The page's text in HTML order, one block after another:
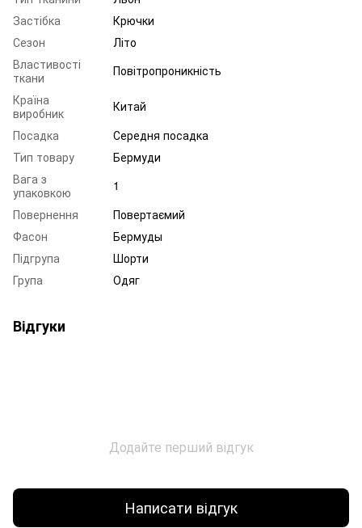
Застібка
Крючки
Сезон
Літо
Властивості
ткани
Повітропроникність
Країна
виробник
Китай
Посадка
Середня посадка
Тип товару
Бермуди
Вага з
упаковкою
1
Повернення
Повертаємий
Фасон
Бермуды
Підгрупа
Шорти
Група
Одяг
Відгуки
Додайте перший відгук
Написати відгук